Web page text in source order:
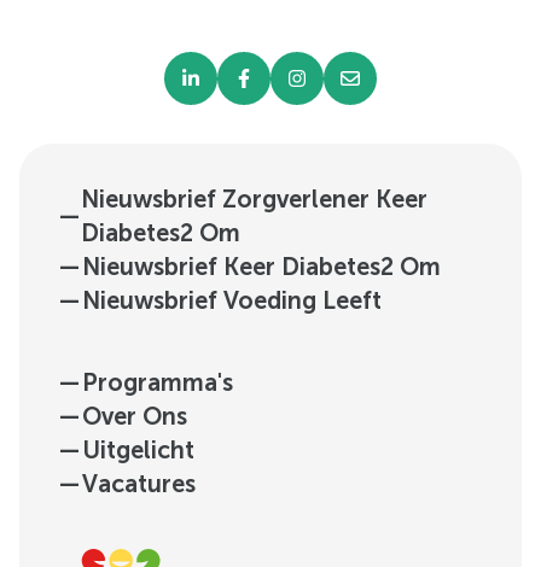
—
Nieuwsbrief Zorgverlener Keer
Diabetes2 Om
— Nieuwsbrief Keer Diabetes2 Om
— Nieuwsbrief Voeding Leeft
— Programma's
—Over Ons
— Uitgelicht
—Vacatures